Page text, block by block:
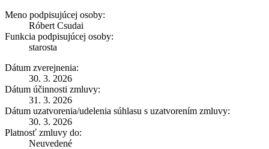
Meno podpisujúcej osoby:
Róbert Csudai
Funkcia podpisujúcej osoby:
starosta
Dátum zverejnenia:
30. 3. 2026
Dátum účinnosti zmluvy:
31. 3. 2026
Dátum uzatvorenia/udelenia súhlasu s uzatvorením zmluvy:
30. 3. 2026
Platnosť zmluvy do:
Neuvedené